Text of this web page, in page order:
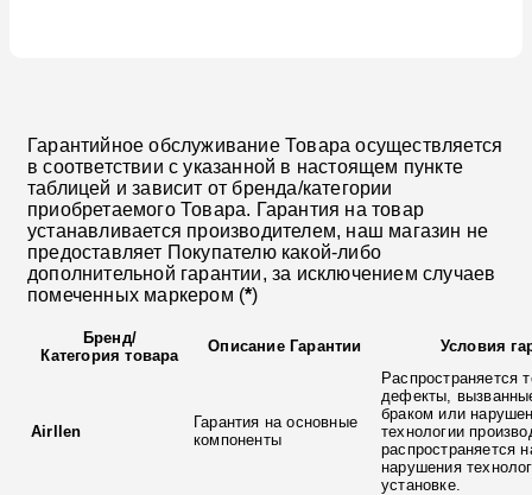
Гарантийное обслуживание Товара осуществляется
в соответствии с указанной в настоящем пункте
таблицей и зависит от бренда/категории
приобретаемого Товара. Гарантия на товар
устанавливается производителем, наш магазин не
предоставляет Покупателю какой-либо
дополнительной гарантии, за исключением случаев
помеченных маркером (*)
Бренд/
Категория товара
Описание Гарантии Условия
Airllen
Гарантия на основные
компоненты
Распространяется
дефекты,
браком или
технологии
распространяется
нарушения
установке.